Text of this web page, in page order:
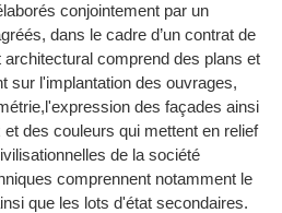
conjointement par un
dans le cadre d’un contrat de
comprend des plans et
sur l'implantation des ouvrages,
des façades ainsi
des couleurs qui mettent en relief
de la société
comprennent notamment le
que les lots d'état secondaires.